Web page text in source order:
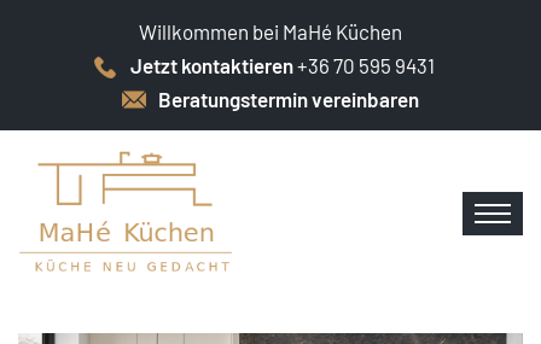
Willkommen bei MaHé Küchen
Jetzt kontaktieren+36 70 595 9431
Beratungstermin vereinbaren